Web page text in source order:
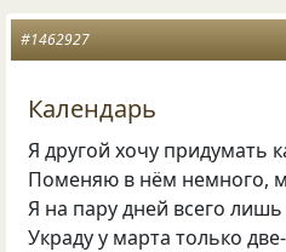
#1462927
Календарь
Я другой хочу придумать
Поменяю в нём немного,
Я на пару дней всего
Украду у марта только